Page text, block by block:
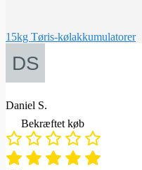
15kg Tøris-kølakkumulatorer
Daniel S.
Bekræftet køb